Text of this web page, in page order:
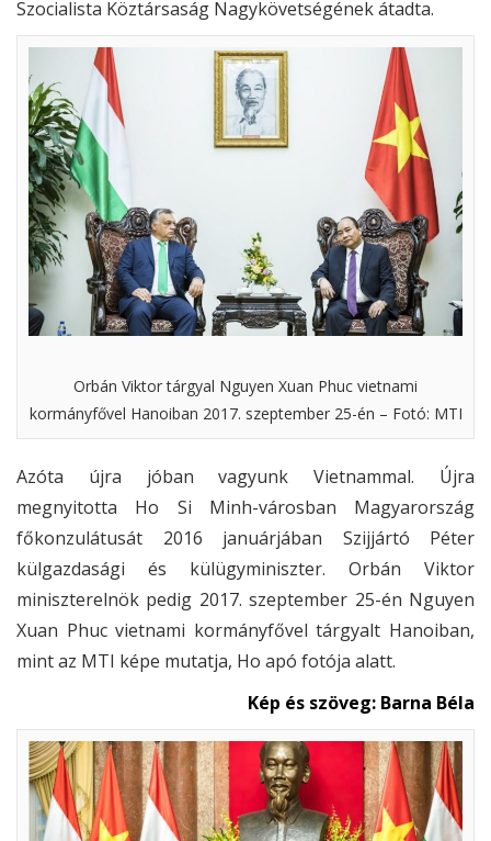
Szocialista Köztársaság Nagykövetségének átadta.
Orbán Viktor tárgyal Nguyen Xuan Phuc vietnami
kormányfővel Hanoiban 2017. szeptember 25-én – Fotó: MTI
Azóta újra jóban vagyunk Vietnammal. Újra
megnyitotta Ho Si Minh-városban Magyarország
főkonzulátusát 2016 januárjában Szijjártó Péter
külgazdasági és külügyminiszter. Orbán Viktor
miniszterelnök pedig 2017. szeptember 25-én Nguyen
Xuan Phuc vietnami kormányfővel tárgyalt Hanoiban,
mint az MTI képe mutatja, Ho apó fotója alatt.
Kép és szöveg: Barna Béla